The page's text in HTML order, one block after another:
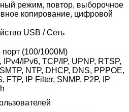
режим, повтор, выборочное
копирование, цифровой
USB / Сеть
порт (100/1000M)
IPv4/IPv6, TCP/IP, UPNP, RTSP,
NTP, DHCP, DNS, PPPOE,
FTP, IP Filter, SNMP, P2P, IP